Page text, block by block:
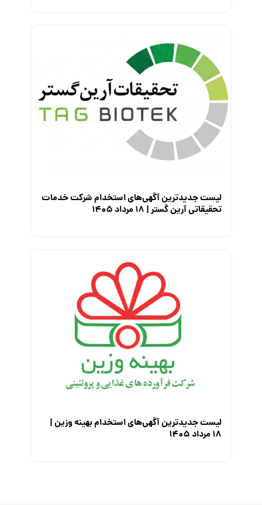
لیست جدیدترین آگهی‌های استخدام شرکت خدمات
تحقیقاتی آرین گستر | ۱۸ مرداد ۱۴۰۵
لیست جدیدترین آگهی‌های استخدام بهینه وزین |
۱۸ مرداد ۱۴۰۵